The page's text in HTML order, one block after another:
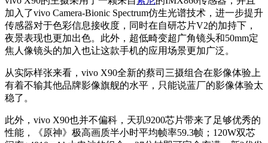
加入了vivo Camera-Bionic Spectrum仿生光谱技术，进一步提升
传感器对于色彩信息接收度，同时在自研芯片V2的加持下，
夜景表现也更加出色。此外，超低畸变超广角镜头和50mm定
焦人像镜头的加入也让这款手机的应用场景更加广泛。
从实际样张来看，vivo X90全新的蔡司三摄组合在影像体验上
有着不输其他品牌影像旗舰的水平，只能说蓝厂的影像体验太
稳了。
此外，vivo X90也并不偏科，天玑9200芯片带来了足够优秀的
性能，《原神》极高画质半小时平均帧率59.3帧；120W双芯